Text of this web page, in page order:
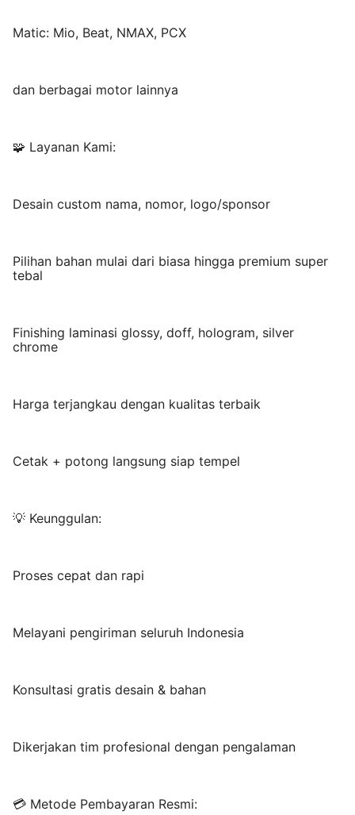
Matic: Mio, Beat, NMAX, PCX
dan berbagai motor lainnya
🧩 Layanan Kami:
Desain custom nama, nomor, logo/sponsor
Pilihan bahan mulai dari biasa hingga premium super
tebal
Finishing laminasi glossy, doff, hologram, silver
chrome
Harga terjangkau dengan kualitas terbaik
Cetak + potong langsung siap tempel
💡 Keunggulan:
Proses cepat dan rapi
Melayani pengiriman seluruh Indonesia
Konsultasi gratis desain & bahan
Dikerjakan tim profesional dengan pengalaman
💳 Metode Pembayaran Resmi: